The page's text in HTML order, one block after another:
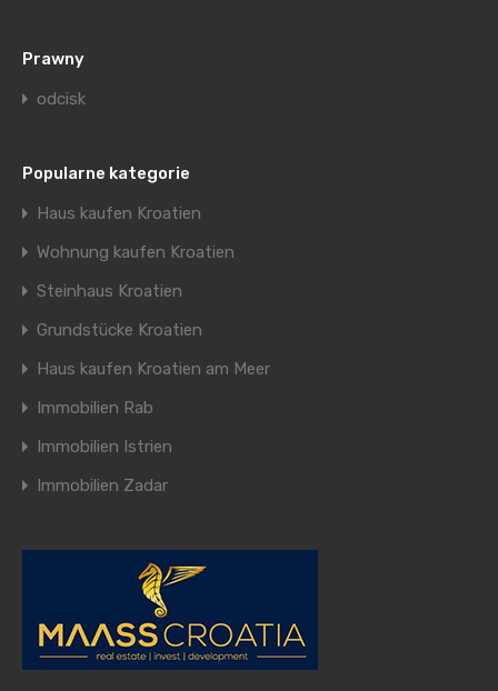
Prawny
odcisk
Popularne kategorie
Haus kaufen Kroatien
Wohnung kaufen Kroatien
Steinhaus Kroatien
Grundstücke Kroatien
Haus kaufen Kroatien am Meer
Immobilien Rab
Immobilien Istrien
Immobilien Zadar